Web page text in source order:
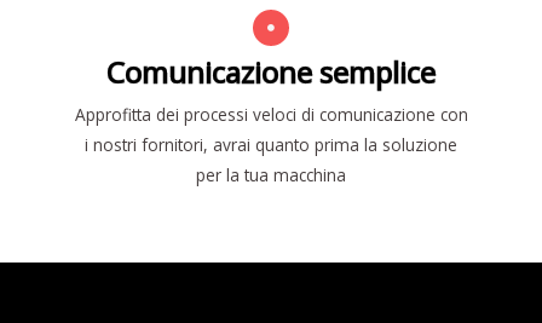
Comunicazione semplice
Approfitta dei processi veloci di comunicazione con
i nostri fornitori, avrai quanto prima la soluzione
per la tua macchina